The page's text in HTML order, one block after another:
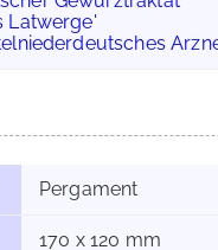
Latwerge'
Pergament
170 x 120 mm